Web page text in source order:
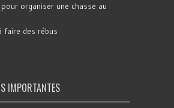
organiser une chasse au
faire des rébus
IMPORTANTES